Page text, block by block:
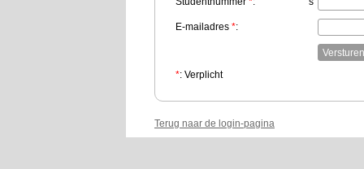
E-mailadres *:
*: Verplicht
Terug naar de login-pagina